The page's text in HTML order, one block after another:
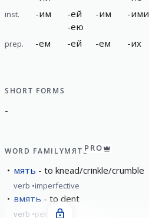
inst. -им -ей
-ею
-им -ими
prep. -ем -ей -ем -их
SHORT FORMS
-
WORD FAMILYМЯТЬPRO
мять to knead/crinkle/crumble
verb imperfective
вмять to dent
verb perfective